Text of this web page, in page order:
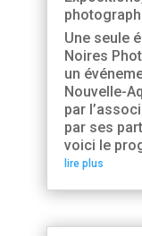
Une seule
Noires
un
Nouvelle-
par
par ses
voici le
lire plus